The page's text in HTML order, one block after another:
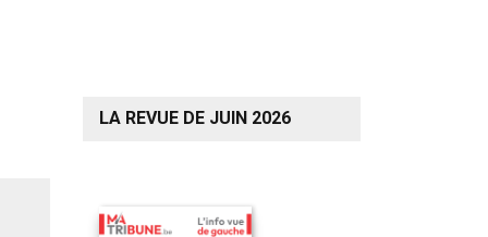
LA REVUE DE JUIN 2026